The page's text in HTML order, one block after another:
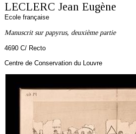
LECLERC Jean Eugène
Ecole française
Manuscrit sur papyrus, deuxième partie
4690 C/ Recto
Centre de Conservation du Louvre